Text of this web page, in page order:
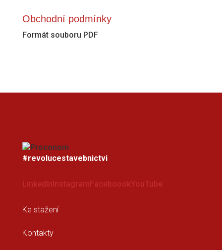
Obchodní podmínky
Formát souboru PDF
#revolucestavebnictvi
LinkedInInstagramFaceboookYouTube
Ke stažení
Kontakty